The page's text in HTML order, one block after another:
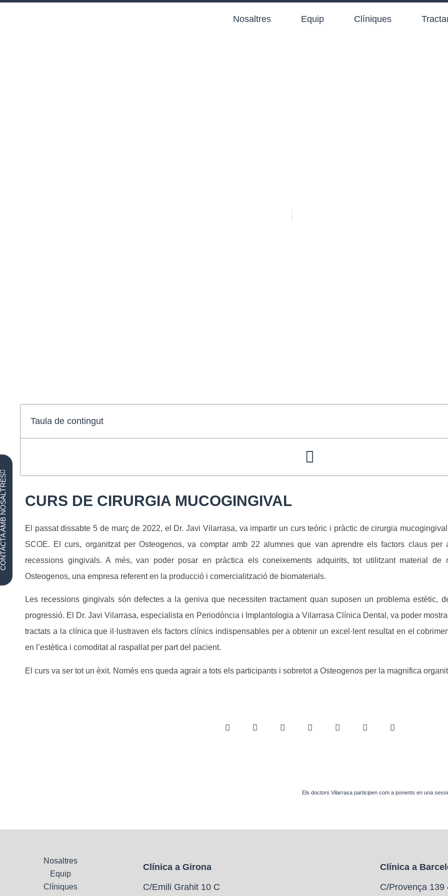
Nosaltres Equip Clíniques
NOSALTRES
Taula de contingut
CURS DE CIRURGIA MUCOGINGIVAL
El passat dissabte 5 de març de 2022, el Dr. Javi Vilarrasa, va impartir un curs teòric i pràctic de cirurgia
SCOE. El curs, organitzat per Osteogenos, va comptar amb 22 alumnes que van aprendre els factors claus per
recessions gingivals. A més, van poder posar en pràctica els coneixements adquirits, tot utilitzant material de
Osteogenos, una empresa referent en la producció i comercialització de biomaterials.
Les recessions gingivals són defectes a la geniva que necessiten tractament quan suposen un problema estètic,
progressió. El Dr. Javi Vilarrasa, especialista en Periodòncia i Implantologia a Vilarrasa Clínica Dental, va poder
tractats a la clínica que il·lustraven els factors clínics indispensables per a obtenir un excel·lent resultat en el
en l’estètica i comoditat al raspallat per part del pacient.
El curs va ser tot un èxit. Només ens queda agrair a tots els participants i sobretot a Osteogenos per la magnifica
Nosaltres
Equip
Clíniques
Clínica a Girona
C/Emili Grahit 10 C
Clínica a
C/Provença 139